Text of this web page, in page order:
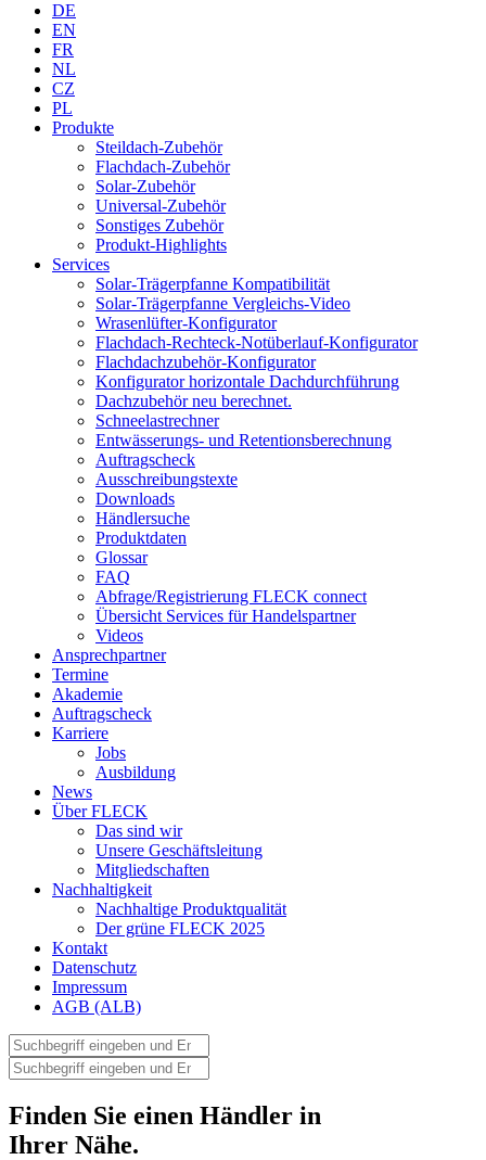
DE
EN
FR
NL
CZ
PL
Produkte
Steildach-Zubehör
Flachdach-Zubehör
Solar-Zubehör
Universal-Zubehör
Sonstiges Zubehör
Produkt-Highlights
Services
Solar-Trägerpfanne Kompatibilität
Solar-Trägerpfanne Vergleichs-Video
Wrasenlüfter-Konfigurator
Flachdach-Rechteck-Notüberlauf-Konfigurator
Flachdachzubehör-Konfigurator
Konfigurator horizontale Dachdurchführung
Dachzubehör neu berechnet.
Schneelastrechner
Entwässerungs- und Retentionsberechnung
Auftragscheck
Ausschreibungstexte
Downloads
Händlersuche
Produktdaten
Glossar
FAQ
Abfrage/Registrierung FLECK connect
Übersicht Services für Handelspartner
Videos
Ansprechpartner
Termine
Akademie
Auftragscheck
Karriere
Jobs
Ausbildung
News
Über FLECK
Das sind wir
Unsere Geschäftsleitung
Mitgliedschaften
Nachhaltigkeit
Nachhaltige Produktqualität
Der grüne FLECK 2025
Kontakt
Datenschutz
Impressum
AGB (ALB)
Finden Sie einen Händler in
Ihrer Nähe.